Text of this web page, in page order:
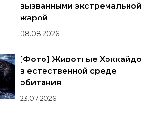
вызванными экстремальной
жарой
08.08.2026
[Фото] Животные Хоккайдо
в естественной среде
обитания
23.07.2026